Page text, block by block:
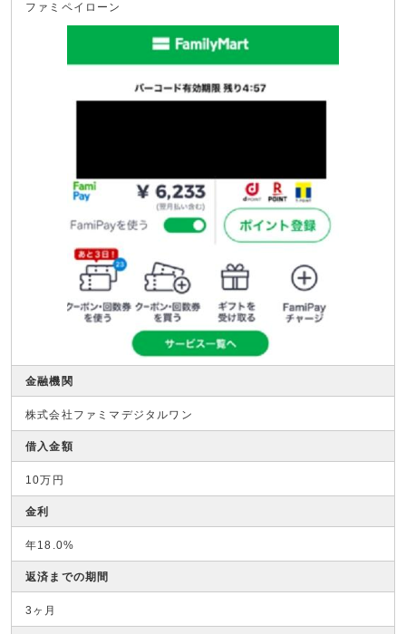
ファミペイローン
金融機関
株式会社ファミマデジタルワン
借入金額
10万円
金利
年18.0%
返済までの期間
3ヶ月